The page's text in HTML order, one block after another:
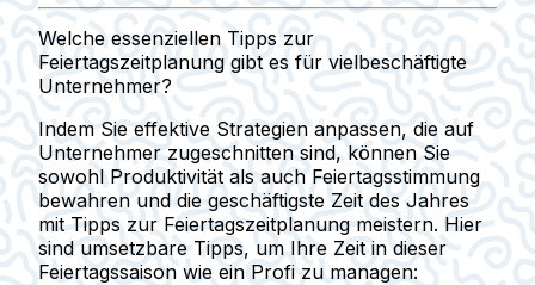
Welche essenziellen Tipps zur
Feiertagszeitplanung gibt es für vielbeschäftigte
Unternehmer?
Indem Sie effektive Strategien anpassen, die auf
Unternehmer zugeschnitten sind, können Sie
sowohl Produktivität als auch Feiertagsstimmung
bewahren und die geschäftigste Zeit des Jahres
mit Tipps zur Feiertagszeitplanung meistern. Hier
sind umsetzbare Tipps, um Ihre Zeit in dieser
Feiertagssaison wie ein Profi zu managen: